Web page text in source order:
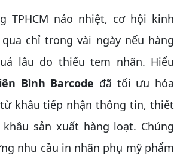
náo nhiệt, cơ hội kinh
chỉ trong vài ngày nếu hàng
lâu do thiếu tem nhãn. Hiểu
Bình Barcode đã tối ưu hóa
khâu tiếp nhận thông tin, thiết
sản xuất hàng loạt. Chúng
nhu cầu in nhãn phụ mỹ phẩm